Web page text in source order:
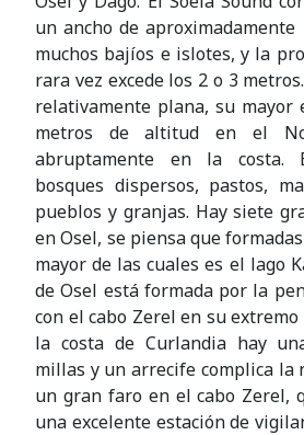
un ancho de
muchos bajíos e islotes, y la
rara vez excede los 2 o 3
relativamente plana, su mayor
metros de altitud en el
abruptamente en la costa.
bosques dispersos, pastos,
pueblos y granjas. Hay siete
en Osel, se piensa que
mayor de las cuales es el lago
de Osel está formada por la
con el cabo Zerel en su
la costa de Curlandia hay
millas y un arrecife complica la
un gran faro en el cabo Zerel,
una excelente estación de